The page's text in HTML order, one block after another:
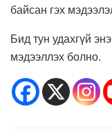
байсан гэх
Бид тун удахгүй
мэдээллэх болно.